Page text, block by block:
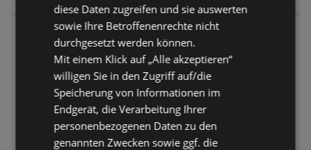
E center Vagts
Schiffdorfer Chaussee 18
27574 Bremerhaven
ANGEBOTE: 0
PROSPEKTE: 0
ENTFERNUNG: 128,06 km
diese Daten zugreifen und sie auswerten
sowie Ihre Betroffenenrechte nicht
durchgesetzt werden können.
Mit einem Klick auf „Alle akzeptieren“
willigen Sie in den Zugriff auf/die
Speicherung von Informationen im
Endgerät, die Verarbeitung Ihrer
personenbezogenen Daten zu den
genannten Zwecken sowie ggf. die